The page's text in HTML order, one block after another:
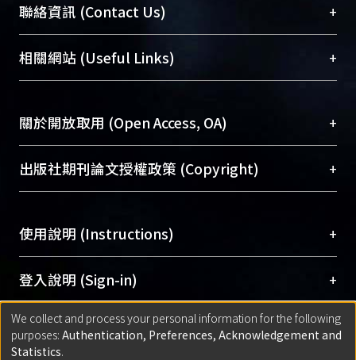
臺大位居世界頂尖大學之列，為永久珍藏及向國際
展現本校豐碩的研究成果及學術能量，圖書館整合
機構典藏（NTUR）與學術庫（AH）不同功能平
台，成為臺大學術典藏NTU scholars。期能整合研
成果。
To permanently archive and promote researcher
profiles and scholarly works, Library integrates the
services of “NTU Repository” with “Academic
聯絡資訊 (Contact Us) +
總館學科館員(Main Library)
醫學圖書館學科館員(Medical Library)
Sciences Library)
相關網站 (Useful Links) +
關於開放取用 (Open Access, OA) +
開放取用是從使用者角度提升資訊取用性的社會運
動，應用在學術研究上是透過將研究著作公開供使
用逐年攀升。同時可加速研究發展、提升研究影響
Archive）平台。 （點選深入了解OA）
出版社期刊論文授權政策 (Copyright) +
含部分內容的版權非匯入者所有，或由第三方贊
助與合作完成，請確認該版權所有者及第三方同
意提供此授權。
Please represent that the submission is your
original work, and that you have the right to
grant the rights to upload.
使用說明 (Instructions) +
網站簡介(Quickstart Guide)
使用手冊(Instruction Manual)
線上預約服務(Booking Service)
登入說明 (Sign-in) +
方案一：臺灣大學計算機中心帳號登入
(With C&INC Email Account)
匯入著作 (Submission) +
We collect and process your personal information for the following
purposes: Authentication, Preferences, Acknowledgement and
Statistics.